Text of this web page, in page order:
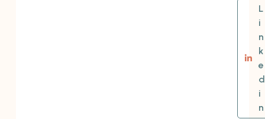
L
i
n
k
e
d
i
n